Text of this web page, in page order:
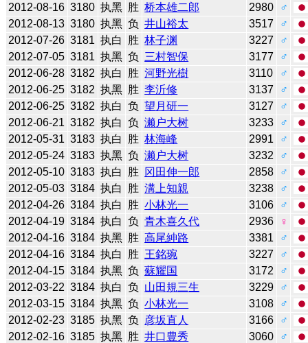
2012-08-16 3180 执黑 胜 桥本雄二郎 2980
♂
2012-08-13 3180 执黑 负 井山裕太 3517
♂
2012-07-26 3181 执白 胜 林子渊 3227
♂
2012-07-05 3181 执黑 负 三村智保 3177
♂
2012-06-28 3182 执白 胜 河野光樹 3110
♂
2012-06-25 3182 执黑 胜 李沂修 3137
♂
2012-06-25 3182 执白 负 望月研一 3127
♂
2012-06-21 3182 执白 负 濑户大树 3233
♂
2012-05-31 3183 执白 胜 林海峰 2991
♂
2012-05-24 3183 执黑 负 濑户大树 3232
♂
2012-05-10 3183 执白 胜 冈田伸一郎 2858
♂
2012-05-03 3184 执白 胜 溝上知親 3238
♂
2012-04-26 3184 执白 胜 小林光一 3106
♂
2012-04-19 3184 执白 负 青木喜久代 2936
♀
2012-04-16 3184 执黑 胜 高尾紳路 3381
♂
2012-04-16 3184 执白 胜 王銘琬 3227
♂
2012-04-15 3184 执黑 负 蘇耀国 3172
♂
2012-03-22 3184 执白 负 山田規三生 3229
♂
2012-03-15 3184 执黑 负 小林光一 3108
♂
2012-02-23 3185 执黑 负 彦坂直人 3166
♂
2012-02-16 3185 执黑 胜 井口豊秀 3060
♂